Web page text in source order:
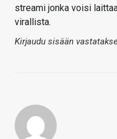
streami jonka voisi
virallista.
Kirjaudu sisään